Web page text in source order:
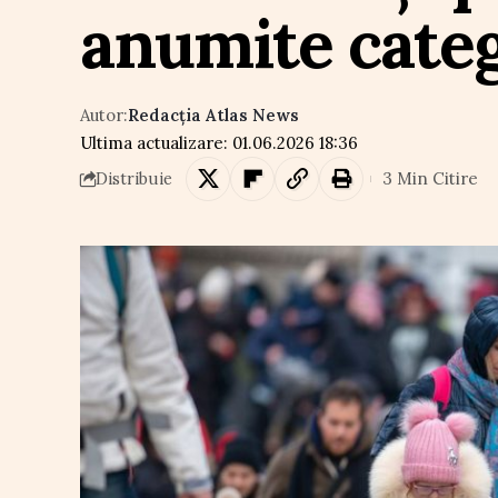
anumite
Ultima actualizare: 01.06.2026 18:36
Autor:Redacția Atlas News
Distribuie 3 Min Citire